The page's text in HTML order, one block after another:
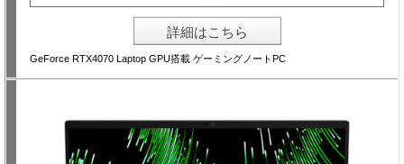
詳細はこちら
GeForce RTX4070 Laptop GPU搭載 ゲーミングノートPC